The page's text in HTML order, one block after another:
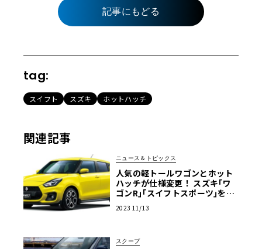
記事にもどる
tag:
スイフト スズキ ホットハッチ
関連記事
ニュース＆トピックス
人気の軽トールワゴンとホット
ハッチが仕様変更！ スズキ｢ワ
ゴンR｣｢スイフトスポーツ｣を一
2023 11/13
スクープ